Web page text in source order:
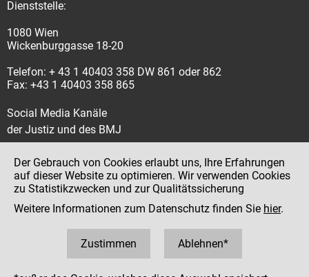
Dienststelle:
1080 Wien
Wickenburggasse 18-20
Telefon: + 43 1 40403 358 DW 861 oder 862
Fax: +43 1 40403 358 865
Social Media Kanäle
der Justiz und des BMJ
Impressum
Datenschutz
Hinweisgeber:innenplattform (für Mitarbeiter:innen)
Der Gebrauch von Cookies erlaubt uns, Ihre Erfahrungen
auf dieser Website zu optimieren. Wir verwenden Cookies
zu Statistikzwecken und zur Qualitätssicherung
Weitere Informationen zum Datenschutz finden Sie hier.
Zustimmen Ablehnen*